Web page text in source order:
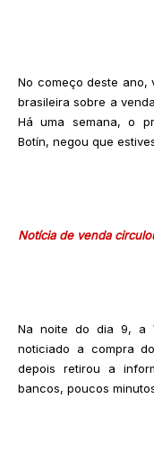
No começo deste ano,
brasileira sobre a
Há uma semana, o
Botín, negou que
Notícia de venda
Na noite do dia 9, a
noticiado a compra
depois retirou a
bancos, poucos